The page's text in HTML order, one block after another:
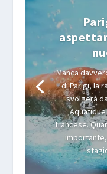
Manca
di Parigi, la
svolgerà
francese.